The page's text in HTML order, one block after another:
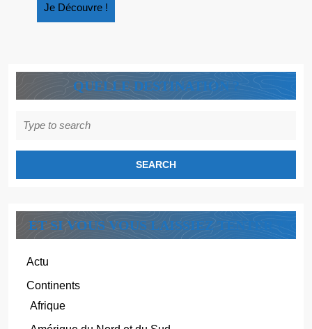
Je Découvre !
Découvre
QUELLE DESTINATION ?
for:
ET SI VOUS VOUS LAISSIEZ TENTER ?
Actu
Continents
Afrique